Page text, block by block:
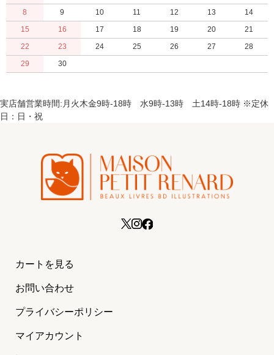
8
9 10 11 12 13
14
15
16 17 18 19 20
21
22
23 24 25 26 27
28
29
30
実店舗営業時間:月火木金9時-18時 水9時-13時 土14時-18時 ※定休
日：日・祝
カートを見る
お問い合わせ
プライバシーポリシー
マイアカウント